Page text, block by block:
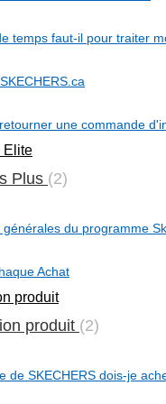
temps faut-il pour traiter
une commande
Elite
Plus 2
générales du programme
Achat
produit
produit 2
de SKECHERS dois-je